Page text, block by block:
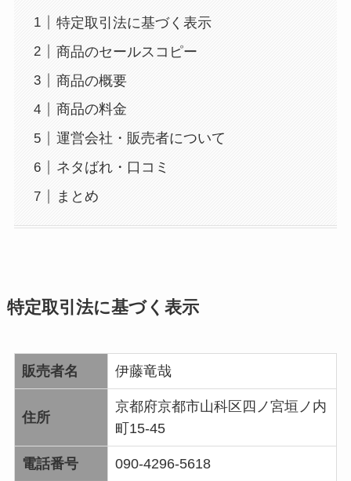
特定取引法に基づく表示
商品のセールスコピー
商品の概要
商品の料金
運営会社・販売者について
ネタばれ・口コミ
まとめ
特定取引法に基づく表示
販売者名 伊藤竜哉
住所
京都府京都市山科区四ノ宮垣ノ内
町15-45
電話番号 090-4296-5618